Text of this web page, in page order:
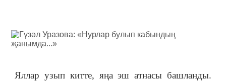
Яллар узып китте, яңа эш атнасы башланды.